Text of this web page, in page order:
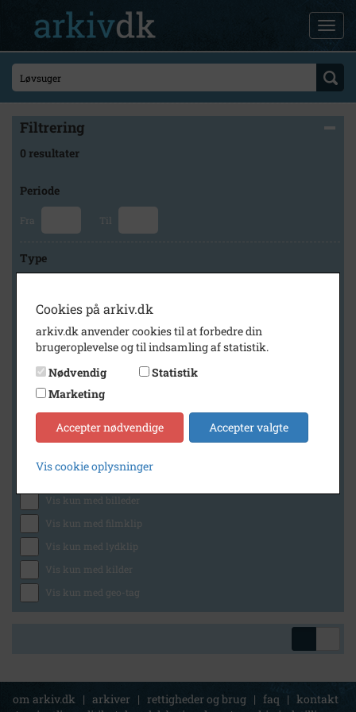
Filtrering
0 resultater
Periode
Fra Til
Type
Arkiv
Stevns Lokalhistoriske Arkiv
Generelt
Vis kun med billeder
Vis kun med filmklip
Vis kun med lydklip
Vis kun med kilder
Vis kun med geo-tag
om arkiv.dk | arkiver | rettigheder og brug | faq | kontakt
Cookies på arkiv.dk
arkiv.dk anvender cookies til at forbedre din
brugeroplevelse og til indsamling af statistik.
Nødvendig
Statistik
Marketing
Accepter nødvendige Accepter valgte
Vis cookie oplysninger